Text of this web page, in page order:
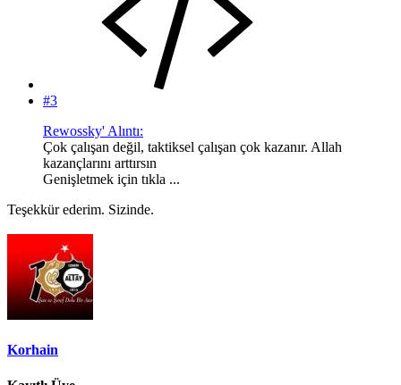
#3
Rewossky' Alıntı:
Çok çalışan değil, taktiksel çalışan çok kazanır. Allah
kazançlarını arttırsın
Genişletmek için tıkla ...
Teşekkür ederim. Sizinde.
Korhain